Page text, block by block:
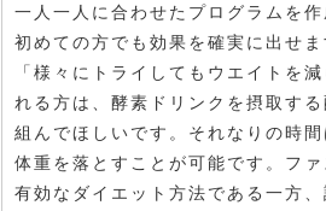
一人一人に合わせたプログラムを
初めての方でも効果を確実に出せま
「様々にトライしてもウエイトを
れる方は、酵素ドリンクを摂取す
組んでほしいです。それなりの時
体重を落とすことが可能です。ファ
有効なダイエット方法である一方